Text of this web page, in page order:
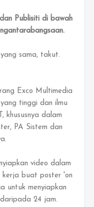
Publisiti di bawah
sama, takut.
Exco Multimedia
tinggi dan ilmu
khususnya dalam
PA Sistem dan
video dalam
kerja buat poster 'on
untuk menyiapkan
24 jam.